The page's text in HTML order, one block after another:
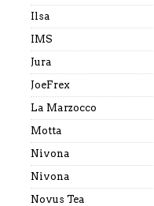
Ilsa
IMS
Jura
JoeFrex
La Marzocco
Motta
Nivona
Nivona
Novus Tea